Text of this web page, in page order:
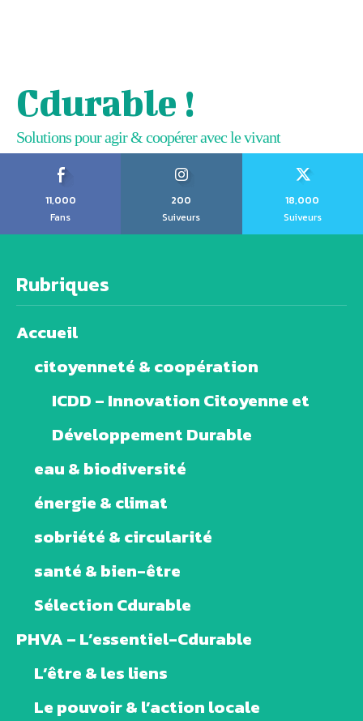
Cdurable !
Solutions pour agir & coopérer avec le vivant
11,000
Fans
200
Suiveurs
18,000
Suiveurs
Rubriques
Accueil
citoyenneté & coopération
ICDD – Innovation Citoyenne et
Développement Durable
eau & biodiversité
énergie & climat
sobriété & circularité
santé & bien-être
Sélection Cdurable
PHVA – L’essentiel-Cdurable
L’être & les liens
Le pouvoir & l’action locale